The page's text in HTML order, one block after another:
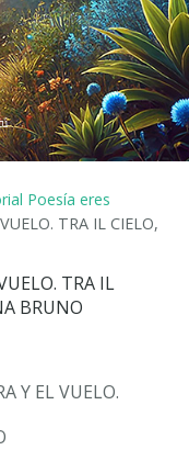
Poesía eres
TRA IL CIELO,
TRA IL
BRUNO
Y EL VUELO.